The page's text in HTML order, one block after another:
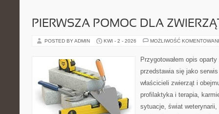
PIERWSZA POMOC DLA
POSTED BY ADMIN KWI - 2 - 2026 MOŻLIWOŚĆ
Przygotowałem opis
przedstawia się jako
właścicieli zwierząt i
profilaktyka i terapia,
sytuacje, świat